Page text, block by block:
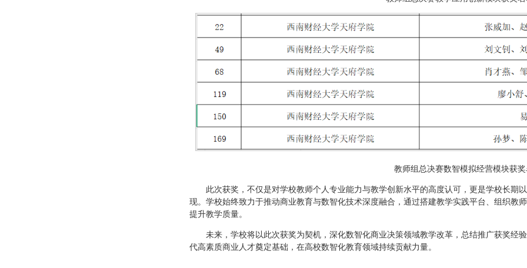
教师组总决赛数智模拟经营模块获
此次获奖，不仅是对学校教师个人专业能力与教学创新水平的高度认可，更是学校长期
现。学校始终致力于推动商业教育与数智化技术深度融合，通过搭建教学实践平台、组织教
提升教学质量。
未来，学校将以此次获奖为契机，深化数智化商业决策领域教学改革，总结推广获奖经
代高素质商业人才奠定基础，在高校数智化教育领域持续贡献力量。